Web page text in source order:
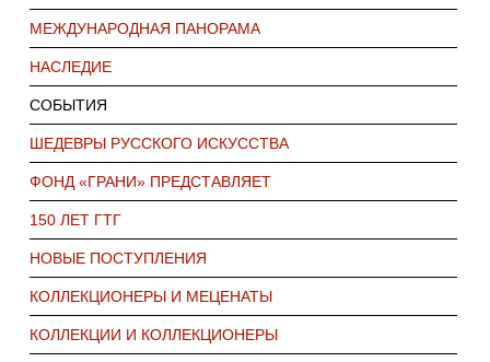
МЕЖДУНАРОДНАЯ ПАНОРАМА
НАСЛЕДИЕ
СОБЫТИЯ
ШЕДЕВРЫ РУССКОГО ИСКУССТВА
ФОНД «ГРАНИ» ПРЕДСТАВЛЯЕТ
150 ЛЕТ ГТГ
НОВЫЕ ПОСТУПЛЕНИЯ
КОЛЛЕКЦИОНЕРЫ И МЕЦЕНАТЫ
КОЛЛЕКЦИИ И КОЛЛЕКЦИОНЕРЫ